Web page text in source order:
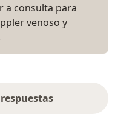
a consulta para
venoso y